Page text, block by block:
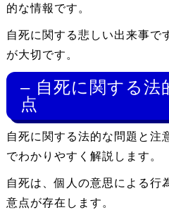
的な情報です。
自死に関する悲しい出来事で
が大切です。
– 自死に関する法
点
自死に関する法的な問題と注
でわかりやすく解説します。
自死は、個人の意思による行
意点が存在します。